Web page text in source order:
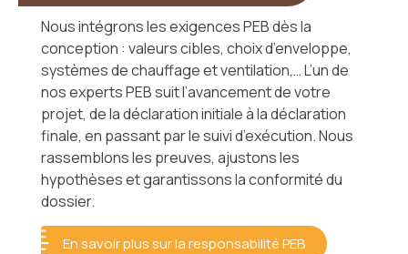
Nous intégrons les exigences PEB dès la
conception : valeurs cibles, choix d’enveloppe,
systèmes de chauffage et ventilation,… L’un de
nos experts PEB suit l’avancement de votre
projet, de la déclaration initiale à la déclaration
finale, en passant par le suivi d’exécution. Nous
rassemblons les preuves, ajustons les
hypothèses et garantissons la conformité du
dossier.
En savoir plus sur la responsabilité PEB